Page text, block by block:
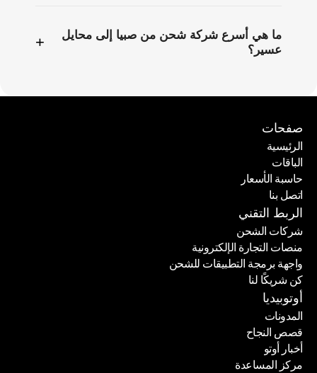
ما هي أسرع شركة شحن من صبيا إلى محايل
عسير؟
+
صفحات
الرئيسية
الرئيسية
الباقات
الباقات
حاسبة الأسعار
حاسبة الأسعار
اتصل بنا
اتصل بنا
الربط التقني
شركات الشحن
شركات الشحن
منصات التجارة الإلكترونية
منصات التجارة الإلكترونية
واجهة برمجة التطبيقات للشحن
واجهة برمجة التطبيقات للشحن
كن شريكًا لنا
كن شريكًا لنا
أوتوبيديا
المدونات
المدونات
قصص النجاح
قصص النجاح
أخبار أوتو
أخبار أوتو
مركز المساعدة